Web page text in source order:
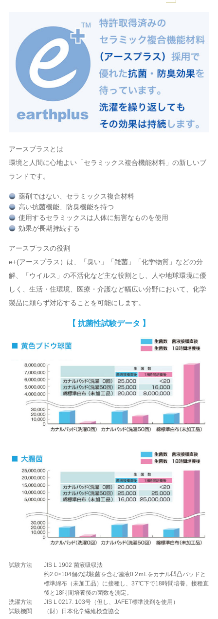
アースプラスとは
環境と人間に心地よい「セラミックス複合機能材料」の新しいブ
ランドです。
薬剤ではない、セラミックス複合材料
高い抗菌機能、防臭機能を持つ
使用するセラミックスは人体に無害なものを使用
効果が長期持続する
アースプラスの役割
e+(アースプラス）は、「臭い」「雑菌」「化学物質」などの分
解、「ウイルス」の不活化など主な役割とし、人や地球環境に優
しく、生活・住環境、医療・介護など幅広い分野において、化学
製品に頼らず対応することを可能にします。
【 抗菌性試験データ 】
試験方法
JIS L 1902 菌液吸収法
約2.0×104個の試験菌を含む菌液0.2ｍLをカナル凹凸パッドと
標準綿布（未加工品）に接種し、37℃下で18時間培養。接種直
後と18時間培養後の菌数を測定。
洗濯方法
JIS L 0217. 103号（但し、JAFET標準洗剤を使用）
試験機関
（財）日本化学繊維検査協会